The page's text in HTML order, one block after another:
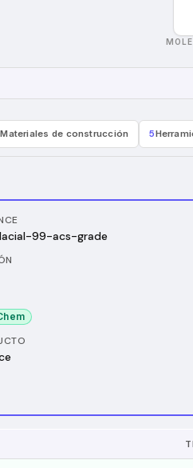
Materiales de construcción 5
99-acs-grade